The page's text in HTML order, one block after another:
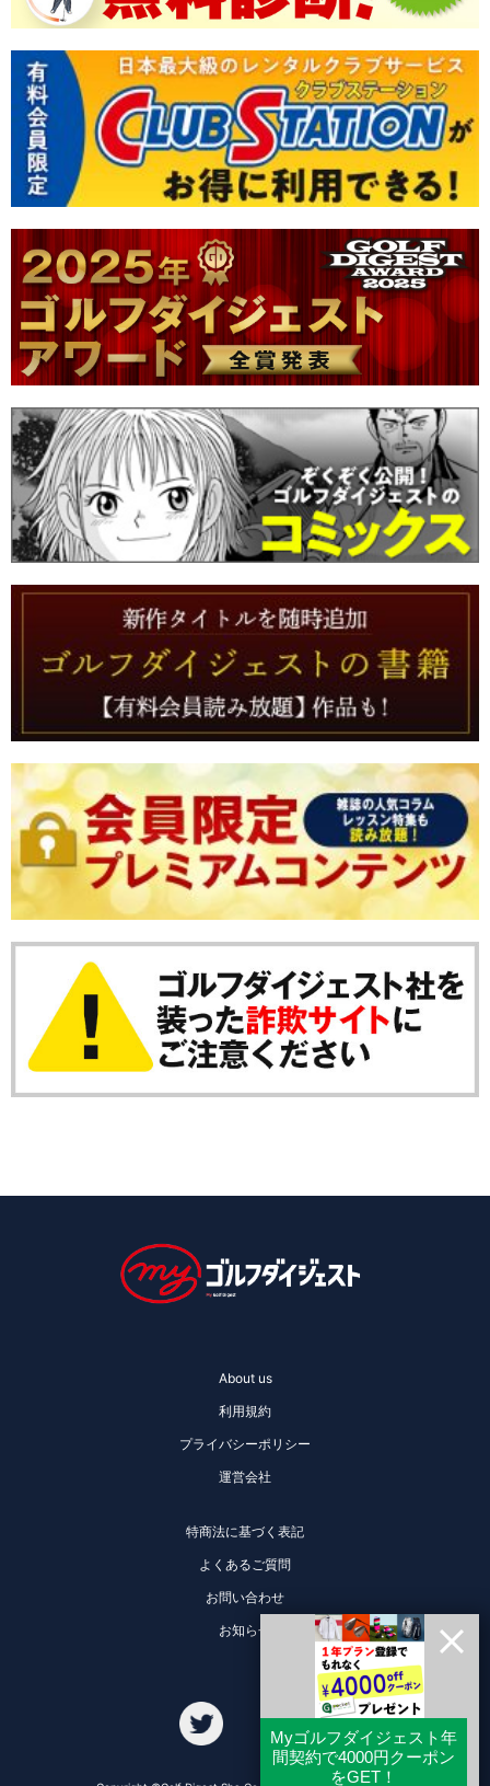
About us
利用規約
プライバシーポリシー
運営会社
特商法に基づく表記
よくあるご質問
お問い合わせ
お知らせ